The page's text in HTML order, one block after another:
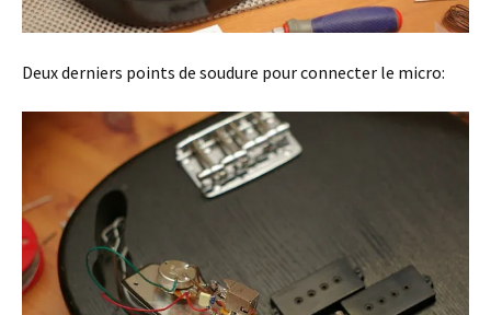
Deux derniers points de soudure pour connecter le micro: